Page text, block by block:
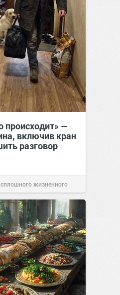
происходит» —
включив кран
разговор
жизненного